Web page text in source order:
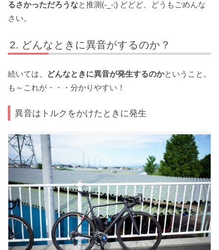
るさかっただろうなと推測(-_-;) どどど、どうもごめんな
さい。
どんなときに異音がするのか？
続いては、 どんなときに異音が発生するのかということ。
も～これが・・・分かりやすい！
異音はトルクをかけたときに発生